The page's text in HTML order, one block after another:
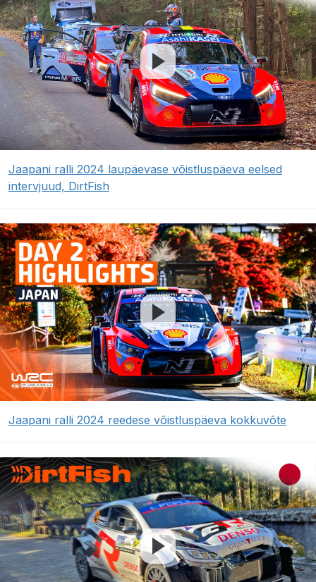
Jaapani ralli 2024 laupäevase võistluspäeva eelsed
intervjuud, DirtFish
Jaapani ralli 2024 reedese võistluspäeva kokkuvõte